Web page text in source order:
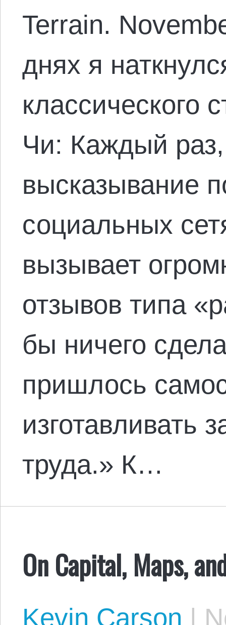
Terrain.
днях я
классического
Чи: Каждый раз,
высказывание
социальных
вызывает
отзывов типа
бы ничего
пришлось
изготавливать
труда.» К…
On Capital, Maps,
Kevin Carson |